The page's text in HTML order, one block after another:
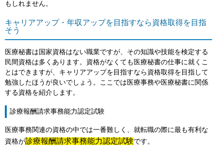
もしれません。
キャリアアップ・年収アップを目指すなら資格取得を目指
そう
医療秘書は国家資格はない職業ですが、その知識や技能を検定する
民間資格は多くあります。資格がなくても医療秘書の仕事に就くこ
とはできますが、キャリアアップを目指すなら資格取得を目指して
勉強したほうが良いでしょう。ここでは医療事務や医療秘書に関係
する資格を紹介します。
診療報酬請求事務能力認定試験
医療事務関連の資格の中では一番難しく、就転職の際に最も有利な
資格が診療報酬請求事務能力認定試験です。